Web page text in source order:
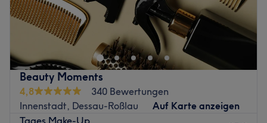
Bei Intercoiffure, La Biosthetique ,Hair & Beauty Salon
erwartet Sie das absolute Salonerlebnis. Der Salon von
Intercoiffure, La Biosthetique Heinicke verbindet Haut
und Haare auf einzigartige Art und Weise mit Ihrem Typ
und Ihren individuellen Ansprüchen an Mode und
Aussehen. Genießen Sie die für Ihr Wohlbefinden
inszenierte Atmosphäre. Lehnen Sie sich zurück und
lassen Sie sich verwöhnen. spezialisiert auf Beratungen
Beauty Moments
4,8
340 Bewertungen
Innenstadt, Dessau-Roßlau
Auf Karte anzeigen
Tages Make-Up